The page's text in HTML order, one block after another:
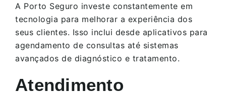
A Porto Seguro investe constantemente em
tecnologia para melhorar a experiência dos
seus clientes. Isso inclui desde aplicativos para
agendamento de consultas até sistemas
avançados de diagnóstico e tratamento.
Atendimento